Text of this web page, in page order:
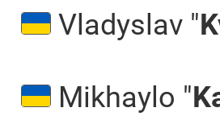
Vladyslav "
Mikhaylo "⁠